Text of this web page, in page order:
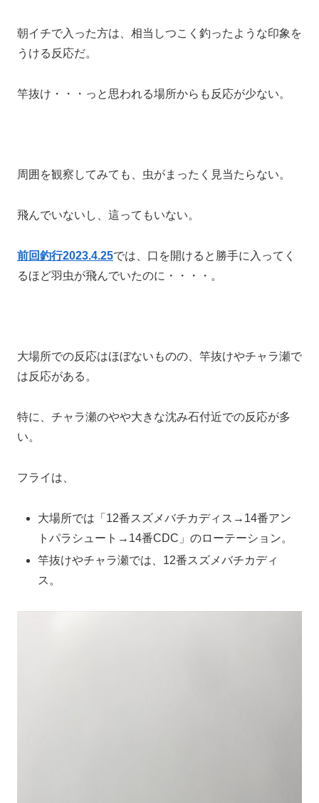
朝イチで入った方は、相当しつこく釣ったような印象を
うける反応だ。
竿抜け・・・っと思われる場所からも反応が少ない。
周囲を観察してみても、虫がまったく見当たらない。
飛んでいないし、這ってもいない。
前回釣行2023.4.25では、口を開けると勝手に入ってく
るほど羽虫が飛んでいたのに・・・・。
大場所での反応はほぼないものの、竿抜けやチャラ瀬で
は反応がある。
特に、チャラ瀬のやや大きな沈み石付近での反応が多
い。
フライは、
大場所では「12番スズメバチカディス→14番アン
トパラシュート→14番CDC」のローテーション。
竿抜けやチャラ瀬では、12番スズメバチカディ
ス。